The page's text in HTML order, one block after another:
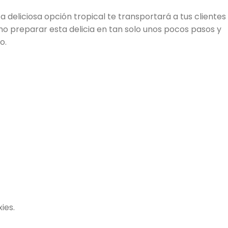
deliciosa opción tropical te transportará a tus clientes
preparar esta delicia en tan solo unos pocos pasos y